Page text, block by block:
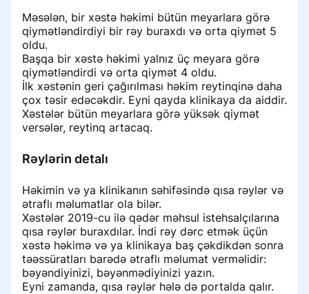
Həkim qəbulu məhdudiyyətləri
Bildirişlərin qurulması
dair məlumat
История записи на приём
Настройка записи на приём
Раздел «Рекламные кампании»
«Сила отзыва»: партнёрская
программа от ПроДокторов
Məsələn, bir xəstə həkimi bütün meyarlara görə
qiymətləndirdiyi bir rəy buraxdı və orta qiymət 5
oldu.
Başqa bir xəstə həkimi yalnız üç meyara görə
qiymətləndirdi və orta qiymət 4 oldu.
İlk xəstənin geri çağırılması həkim reytinqinə daha
çox təsir edəcəkdir. Eyni qayda klinikaya da aiddir.
Xəstələr bütün meyarlara görə yüksək qiymət
versələr, reytinq artacaq.
Rəylərin detalı
Həkimin və ya klinikanın səhifəsində qısa rəylər və
ətraflı məlumatlar ola bilər.
Xəstələr 2019-cu ilə qədər məhsul istehsalçılarına
qısa rəylər buraxdılar. İndi rəy dərc etmək üçün
xəstə həkimə və ya klinikaya baş çəkdikdən sonra
təəssüratları barədə ətraflı məlumat verməlidir:
bəyəndiyinizi, bəyənmədiyinizi yazın.
Eyni zamanda, qısa rəylər hələ də portalda qalır.